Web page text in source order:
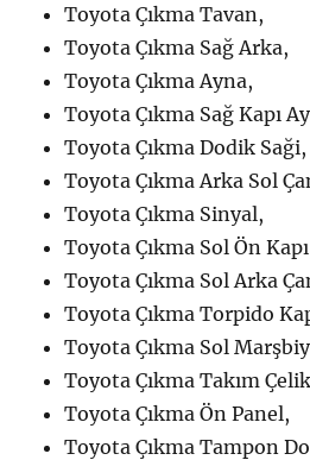
Toyota Çıkma Tavan,
Toyota Çıkma Sağ Arka,
Toyota Çıkma Ayna,
Toyota Çıkma Sağ Kapı
Toyota Çıkma Dodik Saği,
Toyota Çıkma Arka Sol
Toyota Çıkma Sinyal,
Toyota Çıkma Sol Ön
Toyota Çıkma Sol Arka
Toyota Çıkma Torpido
Toyota Çıkma Sol
Toyota Çıkma Takım
Toyota Çıkma Ön Panel,
Toyota Çıkma Tampon